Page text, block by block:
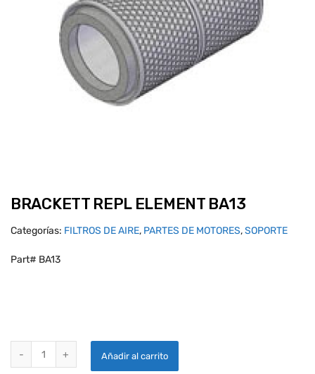
BRACKETT REPL ELEMENT BA13
Categorías: FILTROS DE AIRE, PARTES DE MOTORES,SOPORTE
Part# BA13
Añadir al carrito